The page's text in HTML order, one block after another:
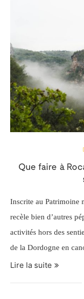
Que faire à
Inscrite au Patrimoine
recèle bien d’autres
activités hors des
de la Dordogne en
Lire la suite